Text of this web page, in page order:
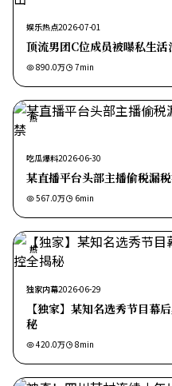
娱乐热点2026-07-01
顶流男团C位成员被曝私生
890.0万 7min
热
吃瓜爆料2026-06-30
某直播平台头部主播偷税漏
567.0万 6min
热
独家内幕2026-06-29
【独家】某知名选秀节目幕
秘
420.0万 8min